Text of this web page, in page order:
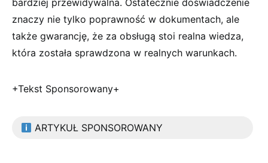
bardziej przewidywalna. Ostatecznie doświadczenie
znaczy nie tylko poprawność w dokumentach, ale
także gwarancję, że za obsługą stoi realna wiedza,
która została sprawdzona w realnych warunkach.
+Tekst Sponsorowany+
ARTYKUŁ SPONSOROWANY